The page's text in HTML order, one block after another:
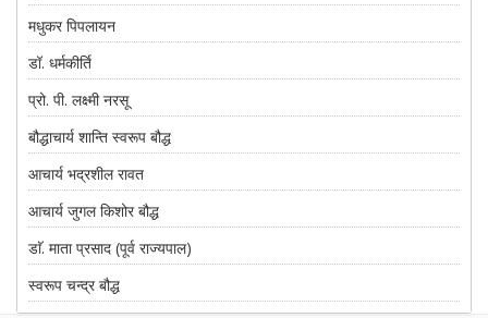
मधुकर पिपलायन
डॉ. धर्मकीर्ति
प्रो. पी. लक्ष्मी नरसू
बौद्धाचार्य शान्ति स्वरूप बौद्ध
आचार्य भद्रशील रावत
आचार्य जुगल किशोर बौद्ध
डाॅ. माता प्रसाद (पूर्व राज्यपाल)
स्वरूप चन्द्र बौद्ध